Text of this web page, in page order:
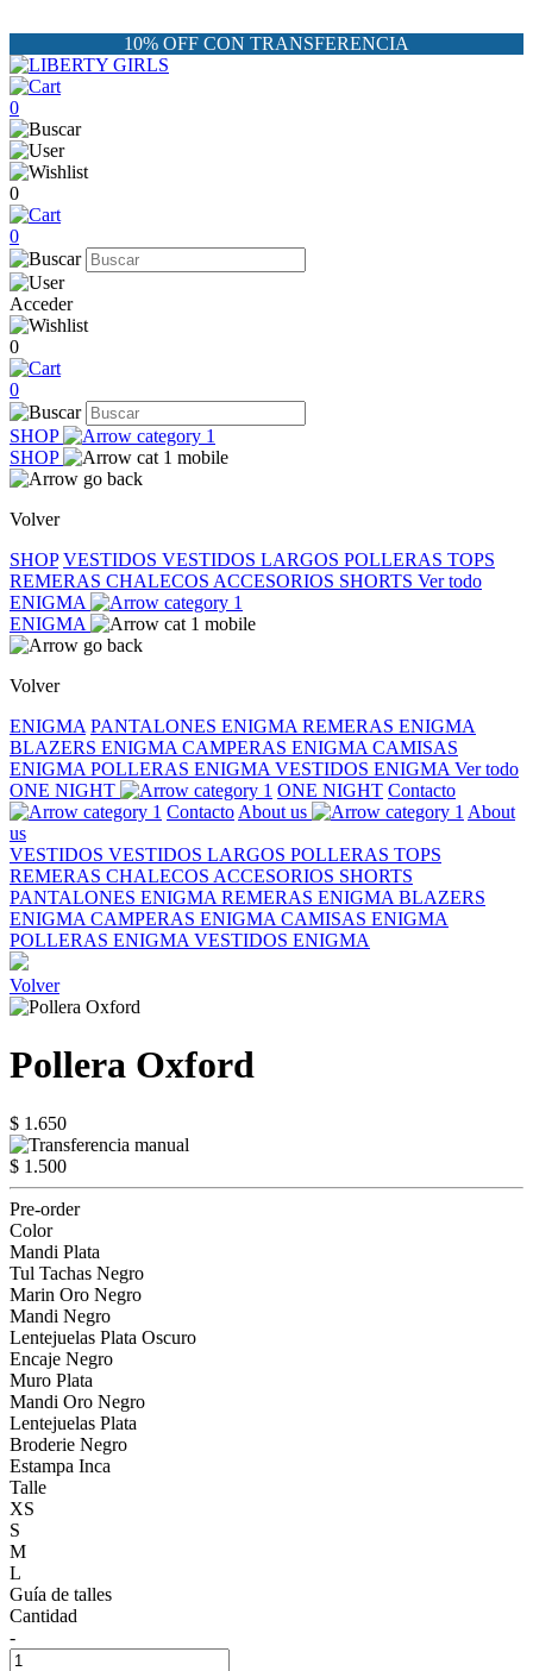
10% OFF CON TRANSFERENCIA
0
0
0
Acceder
0
0
SHOP
SHOP
Volver
SHOP VESTIDOS VESTIDOS LARGOS POLLERAS TOPS
REMERAS CHALECOS ACCESORIOS SHORTS Ver todo
ENIGMA
ENIGMA
Volver
ENIGMA PANTALONES ENIGMA REMERAS ENIGMA
BLAZERS ENIGMA CAMPERAS ENIGMA CAMISAS
ENIGMA POLLERAS ENIGMA VESTIDOS ENIGMA Ver todo
ONE NIGHT
ONE NIGHT Contacto
Contacto About us
About
us
VESTIDOS VESTIDOS LARGOS POLLERAS TOPS
REMERAS CHALECOS ACCESORIOS SHORTS
PANTALONES ENIGMA REMERAS ENIGMA BLAZERS
ENIGMA CAMPERAS ENIGMA CAMISAS ENIGMA
POLLERAS ENIGMA VESTIDOS ENIGMA
Volver
Pollera Oxford
$ 1.650
$ 1.500
Pre-order
Color
Mandi Plata
Tul Tachas Negro
Marin Oro Negro
Mandi Negro
Lentejuelas Plata Oscuro
Encaje Negro
Muro Plata
Mandi Oro Negro
Lentejuelas Plata
Broderie Negro
Estampa Inca
Talle
XS
S
M
L
Guía de talles
Cantidad
-